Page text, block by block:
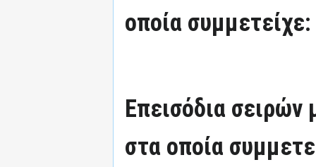
οποία συμμετείχε:
Επεισόδια
στα οποία